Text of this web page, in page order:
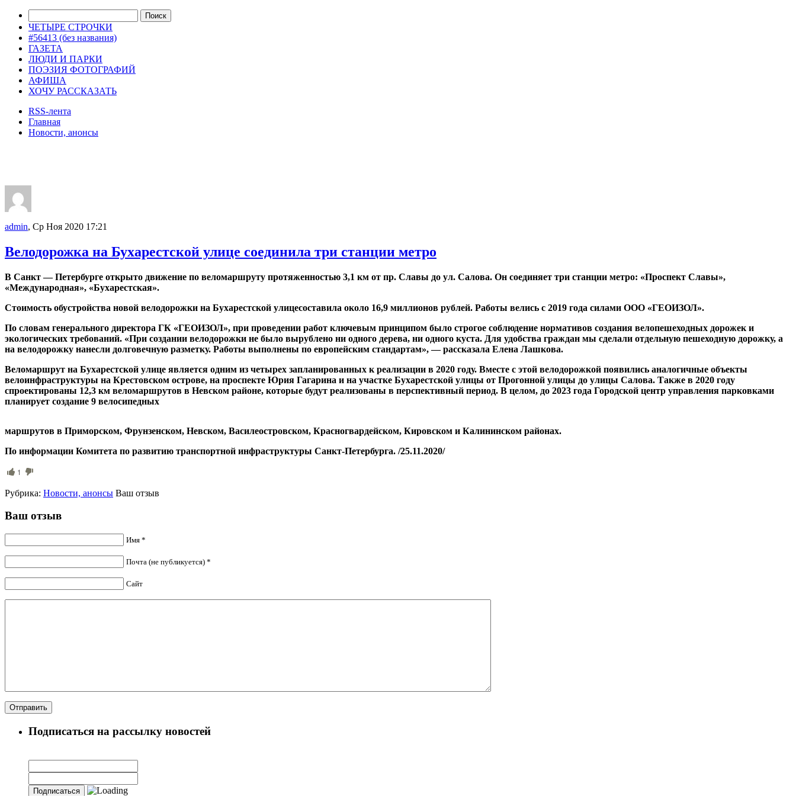
ЧЕТЫРЕ СТРОЧКИ
#56413 (без названия)
ГАЗЕТА
ЛЮДИ И ПАРКИ
ПОЭЗИЯ ФОТОГРАФИЙ
АФИША
ХОЧУ РАССКАЗАТЬ
RSS-лента
Главная
Новости, анонсы
admin, Ср Ноя 2020 17:21
Велодорожка на Бухарестской улице соединила три станции метро
В Санкт — Петербурге открыто движение по веломаршруту протяженностью 3,1 км от пр. Славы до ул. Салова. Он соединяет три станции метро: «Проспект Славы»,
«Международная», «Бухарестская».
Стоимость обустройства новой велодорожки на Бухарестской улицесоставила около 16,9 миллионов рублей. Работы велись с 2019 года силами ООО «ГЕОИЗОЛ».
По словам генерального директора ГК «ГЕОИЗОЛ», при проведении работ ключевым принципом было строгое соблюдение нормативов создания велопешеходных дорожек и
экологических требований. «При создании велодорожки не было вырублено ни одного дерева, ни одного куста. Для удобства граждан мы сделали отдельную пешеходную дорожку, а
на велодорожку нанесли долговечную разметку. Работы выполнены по европейским стандартам», — рассказала Елена Лашкова.
Веломаршрут на Бухарестской улице является одним из четырех запланированных к реализации в 2020 году. Вместе с этой велодорожкой появились аналогичные объекты
велоинфраструктуры на Крестовском острове, на проспекте Юрия Гагарина и на участке Бухарестской улицы от Прогонной улицы до улицы Салова. Также в 2020 году
спроектированы 12,3 км веломаршрутов в Невском районе, которые будут реализованы в перспективный период. В целом, до 2023 года Городской центр управления парковками
планирует создание 9 велосипедных
маршрутов в Приморском, Фрунзенском, Невском, Василеостровском, Красногвардейском, Кировском и Калининском районах.
По информации Комитета по развитию транспортной инфраструктуры Санкт-Петербурга. /25.11.2020/
1
Рубрика: Новости, анонсы Ваш отзыв
Ваш отзыв
Имя *
Почта (не публикуется) *
Сайт
Подписаться на рассылку новостей